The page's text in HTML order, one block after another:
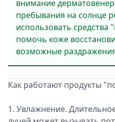
внимание
пребывания на солнце
использовать средства
помочь коже
возможные
Как работают продукты
1. Увлажнение.